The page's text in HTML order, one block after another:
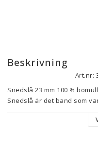
Beskrivning
Art.nr:
Snedslå 23 mm 100 % bomull
Snedslå är det band som
ett tyg, vilket gör det töjbart